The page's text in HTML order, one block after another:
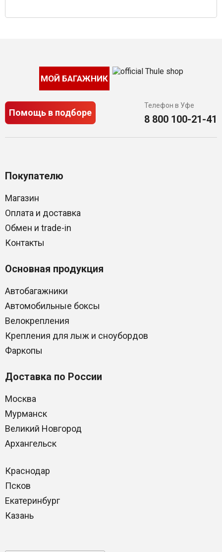
МОЙ БАГАЖНИК
Помощь в подборе
Телефон в Уфе
8 800 100-21-41
Покупателю
Магазин
Оплата и доставка
Обмен и trade-in
Контакты
Основная продукция
Автобагажники
Автомобильные боксы
Велокрепления
Крепления для лыж и сноубордов
Фаркопы
Доставка по России
Москва
Мурманск
Великий Новгород
Архангельск
Краснодар
Псков
Екатеринбург
Казань